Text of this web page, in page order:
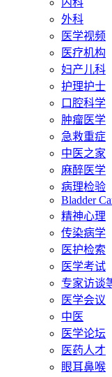
内科
外科
医学视频
医疗机构
妇产儿科
护理护士
口腔科学
肿瘤医学
急救重症
中医之家
麻醉医学
病理检验
Bladder
精神心理
传染病学
医护检索
医学考试
专家访谈
医学会议
中医
医学论坛
医药人才
眼耳鼻喉